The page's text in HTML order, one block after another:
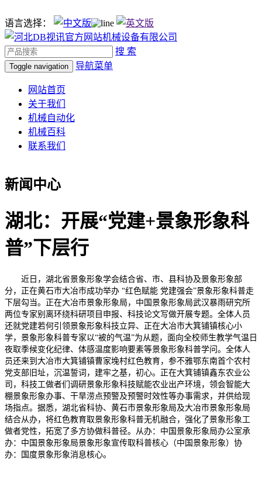
语言选择：
搜 索
Toggle navigation 导航菜单
网站首页
关于我们
机械自动化
机械百科
联系我们
新闻中心
湖北：开展“党建+景象形象科
普”下层行
近日，湖北省景象形象学会结合省、市、县科协及景象形象部
分，正在黄石市大冶市成功举办 “红色赋能 党建强会”景象形象科普走
下层勾当。正在大冶市景象形象局，中国景象形象局武汉暴雨研究所
两位专家别离环绕科研项目申报、科技论文写做开展专题。全体人员
还就党建若何引领景象形象科技立异、正在大冶市大箕铺镇核心小
学，景象形象科普专家以“被的气温”为从题，面向全校师生教学气温日
夜取季候变化纪律、体感温度影响要素等景象形象科普学问。全体人
员还来到大冶市大箕铺镇曹家堍村红色教育，参不雅鄂东南首个农村
党支部旧址，沉温誓词，建牢之基，初心。正在大箕铺镇鑫东农业公
司，科技工做者们调研景象形象科技赋能农业出产环境，领会智能大
棚景象形象办事、干旱涝点预警及预警时效性等办事需求，并供给现
场指点。据悉，湖北省科协、黄石市景象形象局及大冶市景象形象局
结合从办，将红色教育取景象形象科普无机融合，强化了景象形象工
做者党性，拓宽了多方协做科普径。从办：中国景象形象局办公室承
办：中国景象形象局景象形象宣传取科普核心（中国景象形象）协
办：国度景象形象消息核心。